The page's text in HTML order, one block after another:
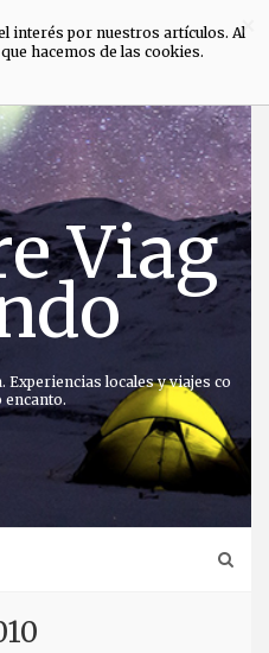
Viag
Experiencias locales y viajes co
encanto.
×
interés por nuestros artículos. Al
hacemos de las cookies.